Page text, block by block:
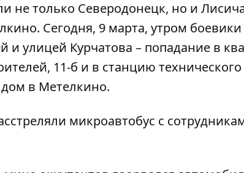
не только Северодонецк, но и
Сегодня, 9 марта, утром боевики
улицей Курчатова – попадание в
11-б и в станцию технического
в Метелкино.
микроавтобус с